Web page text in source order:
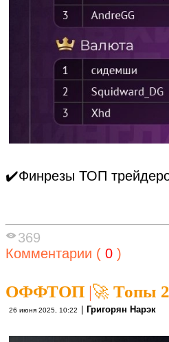
✔️Финрезы ТОП
369
Комментарии ( 0 )
ОФФТОП |🚀 Топы
26 июня 2025, 10:22 Григорян Нарэк